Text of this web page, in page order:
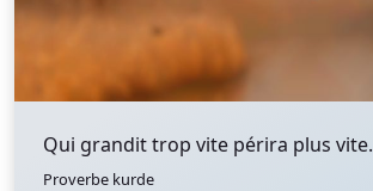
Qui grandit trop vite périra plus vite.
Proverbe kurde